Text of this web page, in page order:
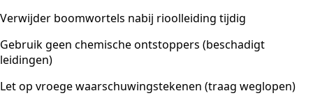
Verwijder boomwortels nabij rioolleiding tijdig
Gebruik geen chemische ontstoppers (beschadigt
leidingen)
Let op vroege waarschuwingstekenen (traag weglopen)